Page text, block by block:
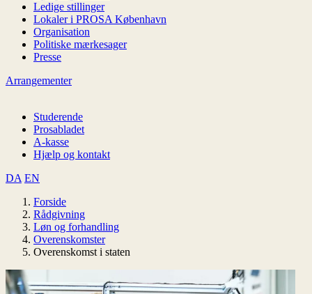
Ledige stillinger
Lokaler i PROSA København
Organisation
Politiske mærkesager
Presse
Arrangementer
Studerende
Prosabladet
A-kasse
Hjælp og kontakt
DA EN
Forside
Rådgivning
Løn og forhandling
Overenskomster
Overenskomst i staten